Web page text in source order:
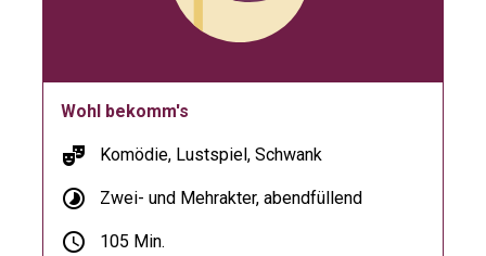
Wohl bekomm's
theater_comedy Komödie, Lustspiel, Schwank
timelapse Zwei- und Mehrakter, abendfüllend
schedule 105 Min.